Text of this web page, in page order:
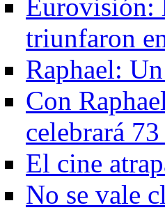
Eurovisión:
triunfaron
Raphael:
Con
celebrará
El cine
No se vale